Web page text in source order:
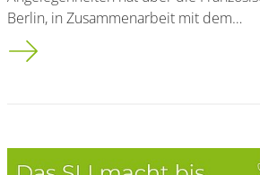
Berlin, in Zusammenarbeit mit dem…
Stipendienprogramm für Frankreich PEF